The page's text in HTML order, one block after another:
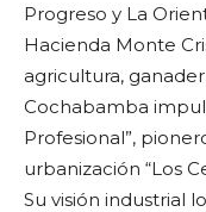
Progreso y La
Hacienda Monte
agricultura,
Cochabamba
Profesional”,
urbanización “Los
Su visión industrial